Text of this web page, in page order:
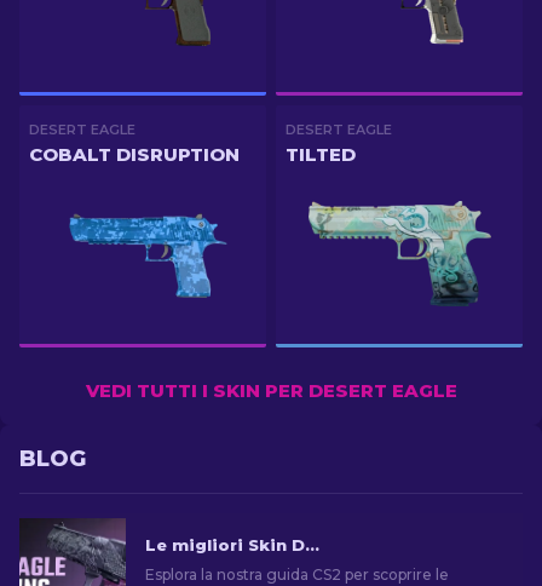
DESERT EAGLE
COBALT DISRUPTION
DESERT EAGLE
TILTED
VEDI TUTTI I SKIN PER DESERT EAGLE
BLOG
Le migliori Skin Deagle in CS2 [2026]
Esplora la nostra guida CS2 per scoprire le